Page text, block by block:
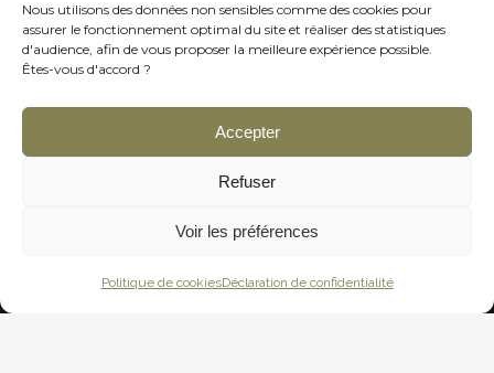
Nous utilisons des données non sensibles comme des cookies pour
assurer le fonctionnement optimal du site et réaliser des statistiques
d'audience, afin de vous proposer la meilleure expérience possible.
Êtes-vous d'accord ?
Accepter
Refuser
Voir les préférences
Politique de cookiesDéclaration de confidentialité